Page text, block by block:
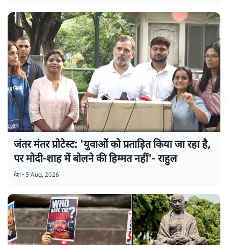
जंतर मंतर प्रोटेस्ट: 'युवाओं को प्रताड़ित किया जा रहा है,
पर मोदी-शाह में बोलने की हिम्मत नहीं'- राहुल
देश•5 Aug, 2026